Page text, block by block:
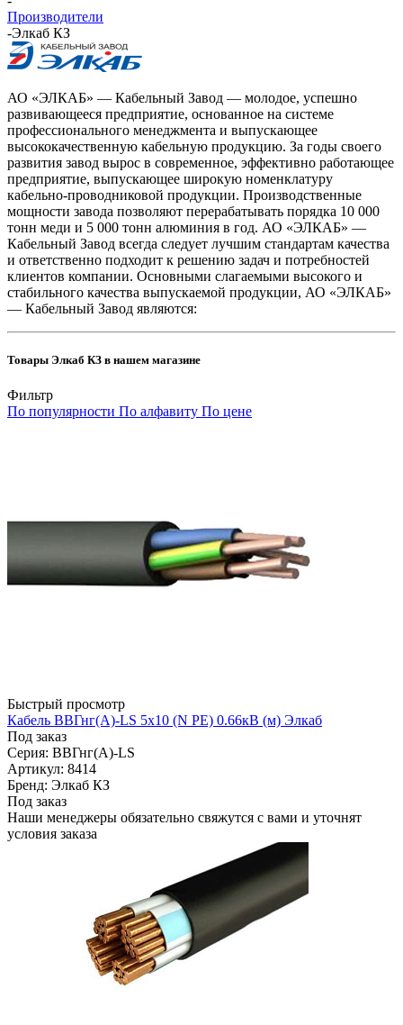
Производители
-Элкаб КЗ
АО «ЭЛКАБ» — Кабельный Завод — молодое, успешно
развивающееся предприятие, основанное на системе
профессионального менеджмента и выпускающее
высококачественную кабельную продукцию. За годы своего
развития завод вырос в современное, эффективно работающее
предприятие, выпускающее широкую номенклатуру
кабельно-проводниковой продукции. Производственные
мощности завода позволяют перерабатывать порядка 10 000
тонн меди и 5 000 тонн алюминия в год. АО «ЭЛКАБ» —
Кабельный Завод всегда следует лучшим стандартам качества
и ответственно подходит к решению задач и потребностей
клиентов компании. Основными слагаемыми высокого и
стабильного качества выпускаемой продукции, АО «ЭЛКАБ»
— Кабельный Завод являются:
Товары Элкаб КЗ в нашем магазине
Фильтр
По популярности По алфавиту По цене
Быстрый просмотр
Кабель ВВГнг(А)-LS 5х10 (N PE) 0.66кВ (м) Элкаб
Под заказ
Серия: ВВГнг(А)-LS
Артикул: 8414
Бренд: Элкаб КЗ
Под заказ
Наши менеджеры обязательно свяжутся с вами и уточнят
условия заказа